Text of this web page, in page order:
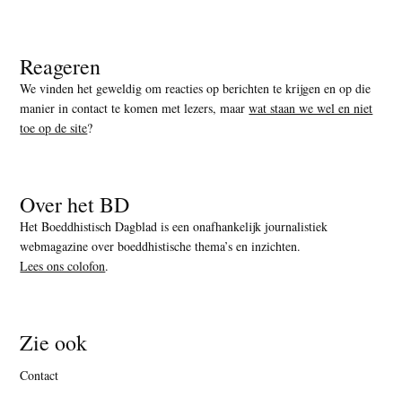
Reageren
We vinden het geweldig om reacties op berichten te krijgen en op die
manier in contact te komen met lezers, maarwat staan we wel en niet
toe op de site?
Over het BD
Het Boeddhistisch Dagblad is een onafhankelijk journalistiek
webmagazine over boeddhistische thema’s en inzichten.
Lees ons colofon.
Zie ook
Contact